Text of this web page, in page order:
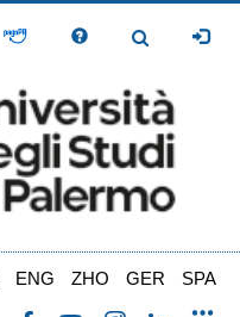
Toggle
ENG ZHO GER SPA